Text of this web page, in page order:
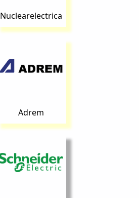
Nuclearelectrica
Adrem